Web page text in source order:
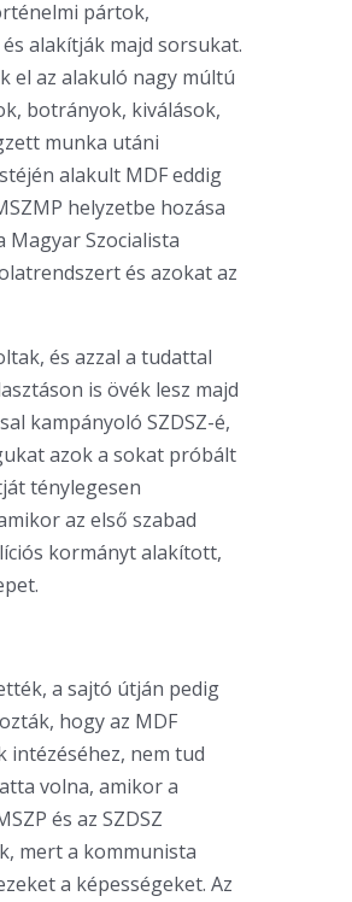
pártok,
alakítják majd sorsukat.
el az alakuló nagy múltú
botrányok, kiválások,
munka utáni
alakult MDF eddig
helyzetbe hozása
Szocialista
és azokat az
és azzal a tudattal
is övék lesz majd
kampányoló SZDSZ-é,
azok a sokat próbált
ténylegesen
az első szabad
kormányt alakított,
a sajtó útján pedig
hogy az MDF
intézéséhez, nem tud
volna, amikor a
és az SZDSZ
mert a kommunista
a képességeket. Az